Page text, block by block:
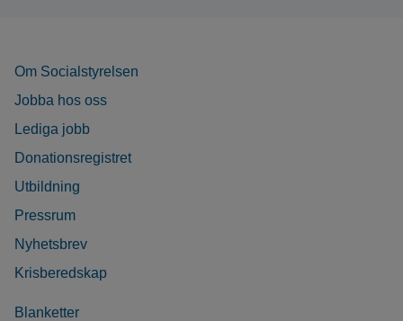
Om Socialstyrelsen
Jobba hos oss
Lediga jobb
Donationsregistret
Utbildning
Pressrum
Nyhetsbrev
Krisberedskap
Blanketter